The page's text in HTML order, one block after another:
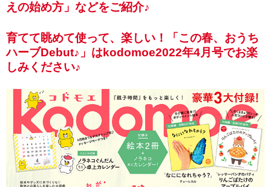
えの始め方」などをご紹介♪
育てて眺めて使って、楽しい！「この春、おうち
ハーブDebut♪」はkodomoe2022年4月号でお楽
しみください♪